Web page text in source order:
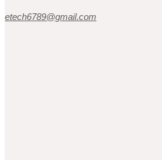
etech6789@gmail.com